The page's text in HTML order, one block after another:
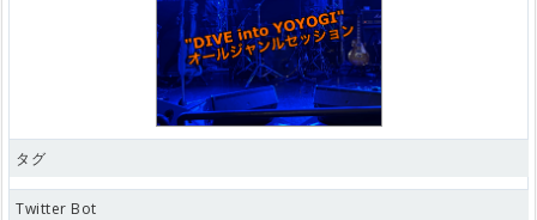
タグ
Twitter Bot